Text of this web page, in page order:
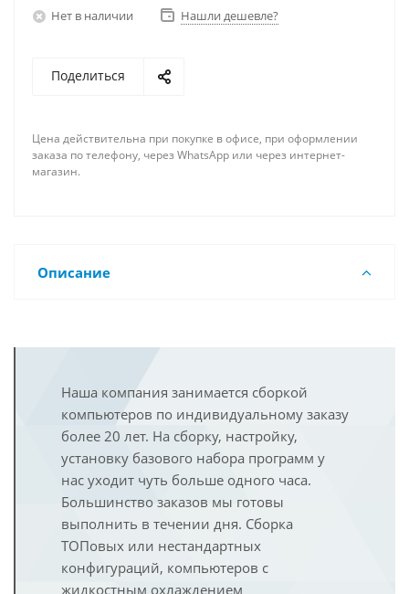
Нет в наличии Нашли дешевле?
Поделиться
Цена действительна при покупке в офисе, при оформлении
заказа по телефону, через WhatsApp или через интернет-
магазин.
Описание
Наша компания занимается сборкой
компьютеров по индивидуальному заказу
более 20 лет. На сборку, настройку,
установку базового набора программ у
нас уходит чуть больше одного часа.
Большинство заказов мы готовы
выполнить в течении дня. Сборка
ТОПовых или нестандартных
конфигураций, компьютеров с
жидкостным охлаждением